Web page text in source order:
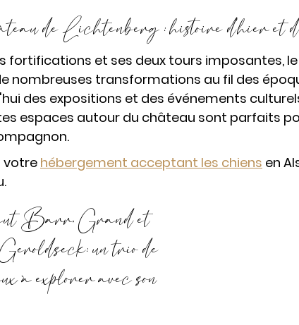
de Lichtenberg : histoire d'hier et
fortifications et ses deux tours imposantes,
nombreuses transformations au fil des
des expositions et des événements
espaces autour du château sont parfaits
votre hébergement acceptant les chiens en
Barr, Grand et
un trio de
à explorer avec son